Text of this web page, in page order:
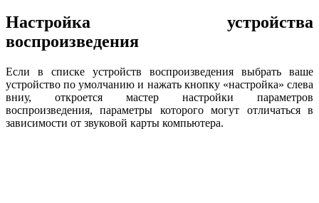
Настройка устройства
воспроизведения
Если в списке устройств воспроизведения выбрать ваше
устройство по умолчанию и нажать кнопку «настройка» слева
вниу, откроется мастер настройки параметров
воспроизведения, параметры которого могут отличаться в
зависимости от звуковой карты компьютера.